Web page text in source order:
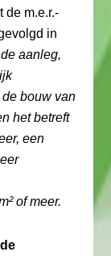
de m.e.r.-
in
de aanleg,
bouw van
het betreft
een
of meer.